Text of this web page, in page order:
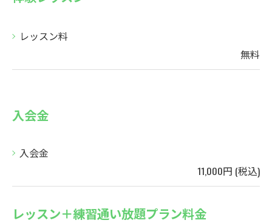
レッスン料
無料
入会金
入会金
11,000円 (税込)
レッスン＋練習通い放題プラン料金